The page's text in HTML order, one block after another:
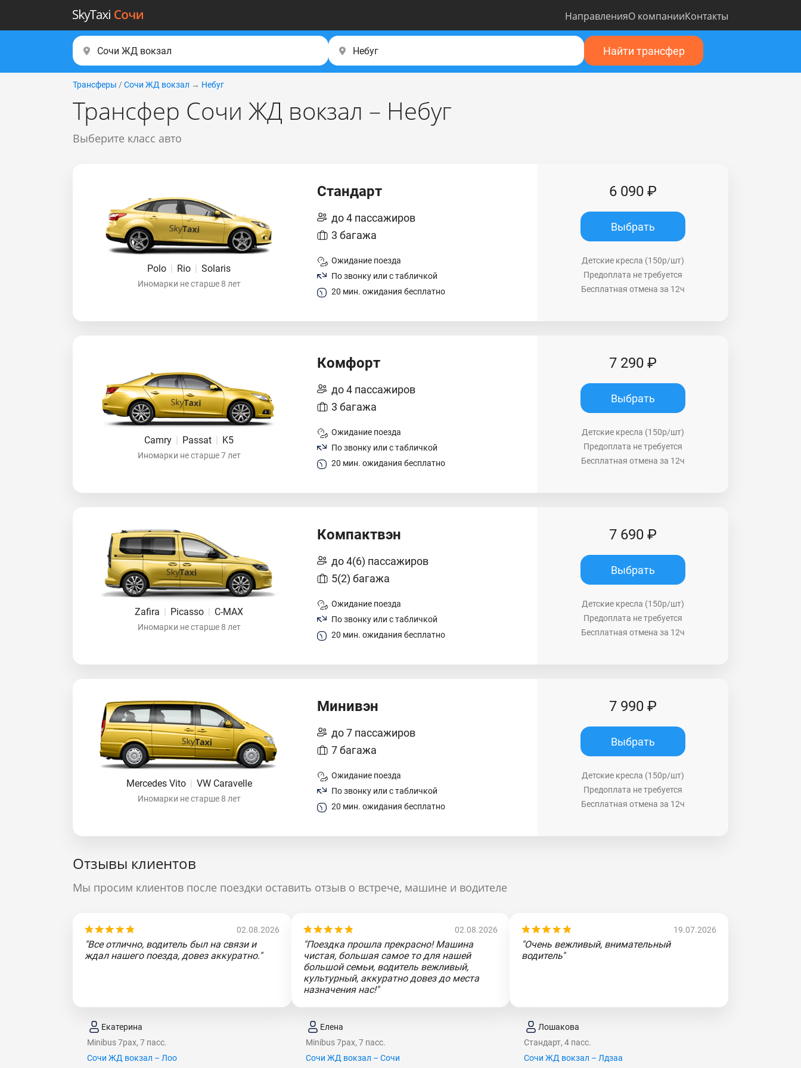
НаправленияО компанииКонтакты
Найти трансфер
Трансферы / Сочи ЖД вокзал → Небуг
Трансфер Сочи ЖД вокзал – Небуг
Выберите класс авто
Polo | Rio | Solaris
Иномарки не старше 8 лет
Стандарт
до 4 пассажиров
3 багажа
Ожидание поезда
По звонку или с табличкой
20 мин. ожидания бесплатно
6 090 ₽
Выбрать
Детские кресла (150р/шт)
Предоплата не требуется
Бесплатная отмена за 12ч
Camry | Passat | K5
Иномарки не старше 7 лет
Комфорт
до 4 пассажиров
3 багажа
Ожидание поезда
По звонку или с табличкой
20 мин. ожидания бесплатно
7 290 ₽
Выбрать
Детские кресла (150р/шт)
Предоплата не требуется
Бесплатная отмена за 12ч
Zafira | Picasso | C-MAX
Иномарки не старше 8 лет
Компактвэн
до 4(6) пассажиров
5(2) багажа
Ожидание поезда
По звонку или с табличкой
20 мин. ожидания бесплатно
7 690 ₽
Выбрать
Детские кресла (150р/шт)
Предоплата не требуется
Бесплатная отмена за 12ч
Mercedes Vito | VW Caravelle
Иномарки не старше 8 лет
Минивэн
до 7 пассажиров
7 багажа
Ожидание поезда
По звонку или с табличкой
20 мин. ожидания бесплатно
7 990 ₽
Выбрать
Детские кресла (150р/шт)
Предоплата не требуется
Бесплатная отмена за 12ч
Отзывы клиентов
Мы просим клиентов после поездки оставить отзыв о встрече, машине и водителе
02.08.2026
"Все отлично, водитель был на связи и
ждал нашего поезда, довез аккуратно."
Екатерина
Minibus 7pax, 7 пасс.
Сочи ЖД вокзал – Лоо
02.08.2026
"Поездка прошла прекрасно! Машина
чистая, большая самое то для нашей
большой семьи, водитель вежливый,
культурный, аккуратно довез до места
назначения нас!"
Елена
Minibus 7pax, 7 пасс.
Сочи ЖД вокзал – Сочи
19.07.2026
"Очень вежливый, внимательный
водитель"
Лошакова
Стандарт, 4 пасс.
Сочи ЖД вокзал – Лдзаа